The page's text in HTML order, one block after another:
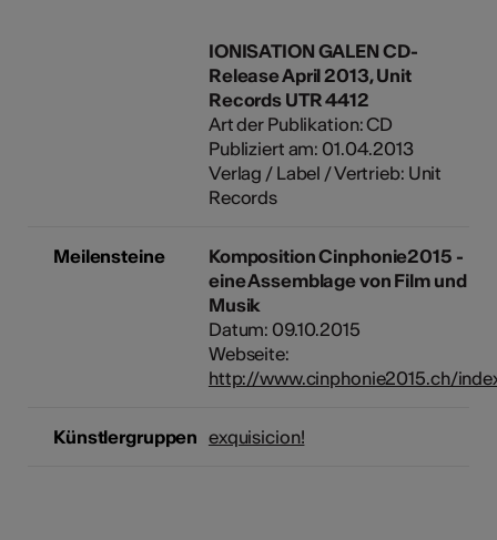
IONISATION GALEN CD-
Release April 2013, Unit
Records UTR 4412
Art der Publikation: CD
Publiziert am: 01.04.2013
Verlag / Label / Vertrieb: Unit
Records
Meilensteine
Komposition Cinphonie2015 -
eine Assemblage von Film und
Musik
Datum: 09.10.2015
Webseite:
http://www.cinphonie2015.ch/
Künstlergruppen exquisicion!